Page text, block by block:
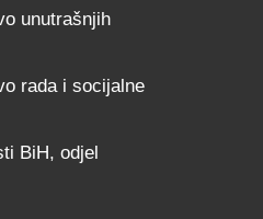
unutrašnjih
rada i socijalne
BiH, odjel